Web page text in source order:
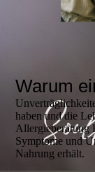
Warum
haben und die
Allergieberatung
Symptome und
Nahrung erhält.